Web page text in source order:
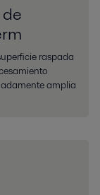
raspada
amplia